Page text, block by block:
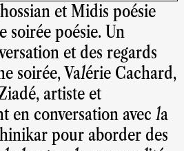
et Midis poésie
soirée poésie. Un
et des regards
soirée, Valérie Cachard,
artiste et
en conversation avec la
pour aborder des